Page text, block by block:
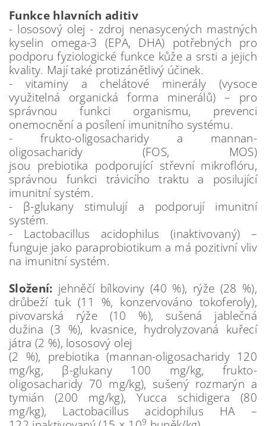
Funkce hlavních aditiv
- lososový olej - zdroj nenasycených mastných
kyselin omega-3 (EPA, DHA) potřebných pro
podporu fyziologické funkce kůže a srsti a jejich
kvality. Mají také protizánětlivý účinek.
- vitaminy a chelátové minerály (vysoce
využitelná organická forma minerálů) – pro
správnou funkci organismu, prevenci
onemocnění a posílení imunitního systému.
- frukto-oligosacharidy a mannan-
oligosacharidy (FOS, MOS)
jsou prebiotika podporující střevní mikroflóru,
správnou funkci trávicího traktu a posilující
imunitní systém.
- β-glukany stimulují a podporují imunitní
systém.
- Lactobacillus acidophilus (inaktivovaný) –
funguje jako paraprobiotikum a má pozitivní vliv
na imunitní systém.
Složení: jehněčí bílkoviny (40 %), rýže (28 %),
drůbeží tuk (11 %, konzervováno tokoferoly),
pivovarská rýže (10 %), sušená jablečná
dužina (3 %), kvasnice, hydrolyzovaná kuřecí
játra (2 %), lososový olej
(2 %), prebiotika (mannan-oligosacharidy 120
mg/kg, β-glukany 100 mg/kg, frukto-
oligosacharidy 70 mg/kg), sušený rozmarýn a
tymián (200 mg/kg), Yucca schidigera (80
mg/kg), Lactobacillus acidophilus HA –
9